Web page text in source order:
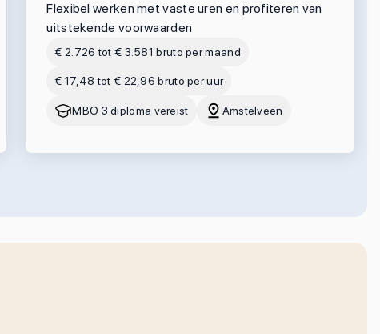
Flexibel werken met vaste uren en profiteren van
uitstekende voorwaarden
€ 2.726 tot € 3.581 bruto per maand
€ 17,48 tot € 22,96 bruto per uur
MBO 3 diploma vereist Amstelveen